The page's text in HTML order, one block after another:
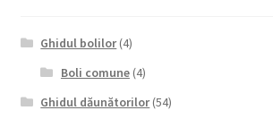
Ghidul bolilor(4)
Boli comune(4)
Ghidul dăunătorilor(54)